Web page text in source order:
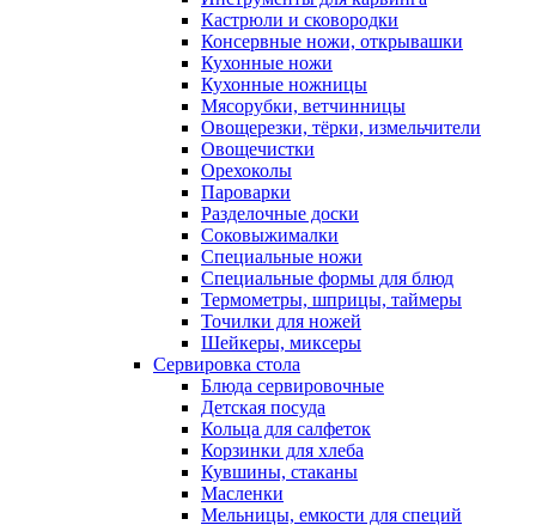
Кастрюли и сковородки
Консервные ножи, открывашки
Кухонные ножи
Кухонные ножницы
Мясорубки, ветчинницы
Овощерезки, тёрки, измельчители
Овощечистки
Орехоколы
Пароварки
Разделочные доски
Соковыжималки
Специальные ножи
Специальные формы для блюд
Термометры, шприцы, таймеры
Точилки для ножей
Шейкеры, миксеры
Сервировка стола
Блюда сервировочные
Детская посуда
Кольца для салфеток
Корзинки для хлеба
Кувшины, стаканы
Масленки
Мельницы, емкости для специй